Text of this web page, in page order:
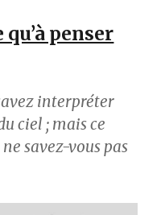
penser
interpréter
ciel ; mais ce
savez-vous pas